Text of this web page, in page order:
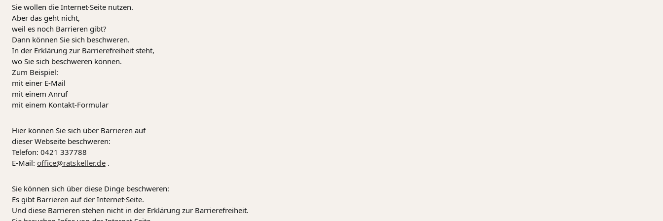
Sie wollen die Internet·Seite nutzen.
Aber das geht nicht,
weil es noch Barrieren gibt?
Dann können Sie sich beschweren.
In der Erklärung zur Barrierefreiheit steht,
wo Sie sich beschweren können.
Zum Beispiel:
mit einer E-Mail
mit einem Anruf
mit einem Kontakt-Formular
Hier können Sie sich über Barrieren auf
dieser Webseite beschweren:
Telefon: 0421 337788
E-Mail: office@ratskeller.de.
Sie können sich über diese Dinge beschweren:
Es gibt Barrieren auf der Internet·Seite.
Und diese Barrieren stehen nicht in der Erklärung zur Barrierefreiheit.